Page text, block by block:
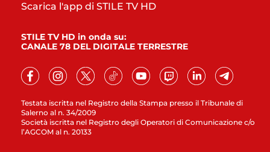
Testata iscritta nel Registro della Stampa presso il Tribunale di
Salerno al n. 34/2009
Società iscritta nel Registro degli Operatori di Comunicazione c/o
l’AGCOM al n. 20133
Scarica l'app di STILE TV HD
STILE TV HD in onda su:
CANALE 78 DEL DIGITALE TERRESTRE